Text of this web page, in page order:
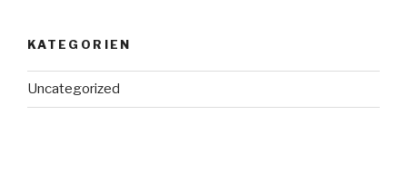
KATEGORIEN
Uncategorized